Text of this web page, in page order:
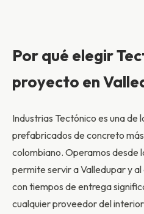
Por qué elegir
proyecto en
Industrias Tectónico es una de
prefabricados de concreto
colombiano. Operamos desde
permite servir a Valledupar y
con tiempos de entrega
cualquier proveedor del